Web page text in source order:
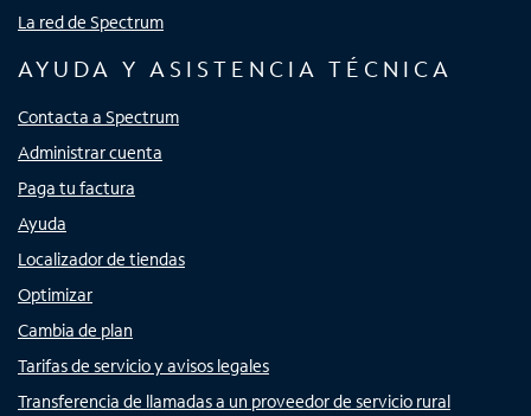
La red de Spectrum
AYUDA Y ASISTENCIA TÉCNICA
Contacta a Spectrum
Administrar cuenta
Paga tu factura
Ayuda
Localizador de tiendas
Optimizar
Cambia de plan
Tarifas de servicio y avisos legales
Transferencia de llamadas a un proveedor de servicio rural